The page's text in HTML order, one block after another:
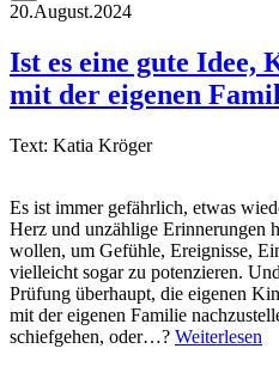
20.August.2024
Ist es eine gute Idee,
mit der eigenen
Text: Katia Kröger
Es ist immer gefährlich, etwas
Herz und unzählige Erinnerungen
wollen, um Gefühle, Ereignisse,
vielleicht sogar zu potenzieren.
Prüfung überhaupt, die eigenen
mit der eigenen Familie
schiefgehen, oder…? Weiterlesen